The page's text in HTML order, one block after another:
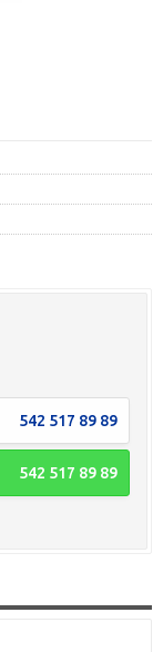
542 517 89 89
542 517 89 89